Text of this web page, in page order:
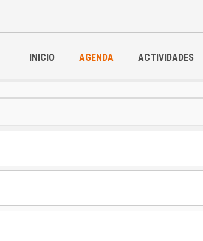
INICIO AGENDA ACTIVIDADES